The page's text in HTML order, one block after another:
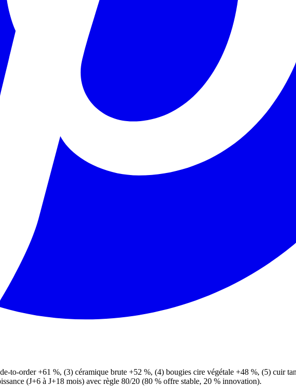
to-order +61 %, (3) céramique brute +52 %, (4) bougies cire végétale +48 %, (5) cuir
(J+6 à J+18 mois) avec règle 80/20 (80 % offre stable, 20 % innovation).